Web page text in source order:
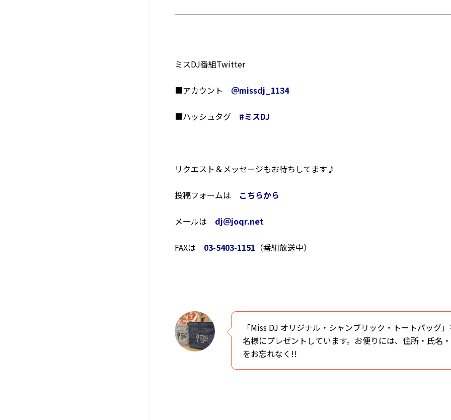
ミスDJ番組Twitter
■アカウント ＠missdj_1134
■ハッシュタグ #ミスDJ
リクエスト＆メッセージもお待ちしてます♪
投稿フォームは こちらから
メールは dj＠joqr.net
FAXは 03-5403-1151 （番組放送中）
「Miss DJ オリジナル・シャンブリック・トートバッグ
名様にプレゼントしています。お便りには、住所・氏名
をお忘れなく!!